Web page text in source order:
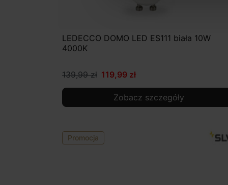
LEDECCO DOMO LED ES111 biała 10W
4000K
139,99 zł 119,99 zł
Zobacz szczegóły
Promocja